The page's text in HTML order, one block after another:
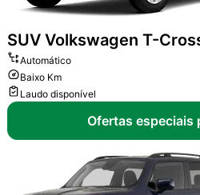
SUV Volkswagen T-
Automático
Baixo Km
Laudo disponível
Ofertas especiais